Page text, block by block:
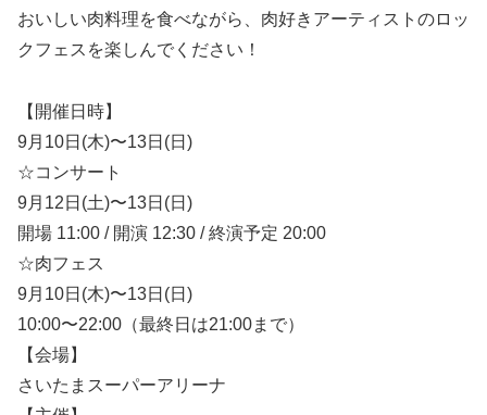
おいしい肉料理を食べながら、肉好きアーティストのロッ
クフェスを楽しんでください！
【開催日時】
9月10日(木)〜13日(日)
☆コンサート
9月12日(土)〜13日(日)
開場 11:00 / 開演 12:30 / 終演予定 20:00
☆肉フェス
9月10日(木)〜13日(日)
10:00〜22:00（最終日は21:00まで）
【会場】
さいたまスーパーアリーナ